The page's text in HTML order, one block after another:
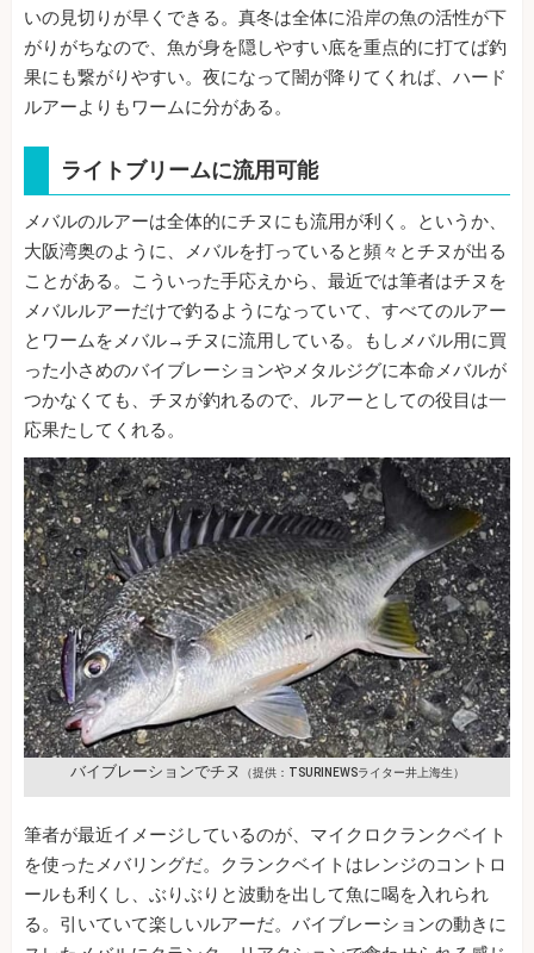
いの見切りが早くできる。真冬は全体に沿岸の魚の活性が下
がりがちなので、魚が身を隠しやすい底を重点的に打てば釣
果にも繋がりやすい。夜になって闇が降りてくれば、ハード
ルアーよりもワームに分がある。
ライトブリームに流用可能
メバルのルアーは全体的にチヌにも流用が利く。というか、
大阪湾奥のように、メバルを打っていると頻々とチヌが出る
ことがある。こういった手応えから、最近では筆者はチヌを
メバルルアーだけで釣るようになっていて、すべてのルアー
とワームをメバル→チヌに流用している。もしメバル用に買
った小さめのバイブレーションやメタルジグに本命メバルが
つかなくても、チヌが釣れるので、ルアーとしての役目は一
応果たしてくれる。
バイブレーションでチヌ （提供：TSURINEWSライター井上海生）
筆者が最近イメージしているのが、マイクロクランクベイト
を使ったメバリングだ。クランクベイトはレンジのコントロ
ールも利くし、ぶりぶりと波動を出して魚に喝を入れられ
る。引いていて楽しいルアーだ。バイブレーションの動きに